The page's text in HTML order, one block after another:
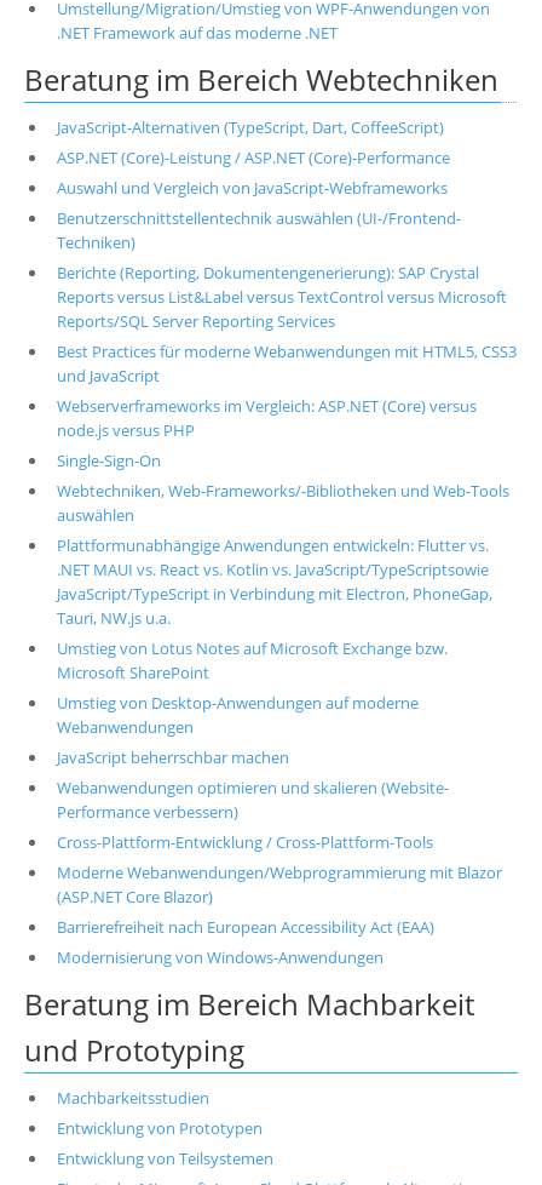
Umstellung/Migration/Umstieg von WPF-Anwendungen von
.NET Framework auf das moderne .NET
Beratung im Bereich Webtechniken
JavaScript-Alternativen (TypeScript, Dart, CoffeeScript)
ASP.NET (Core)-Leistung / ASP.NET (Core)-Performance
Auswahl und Vergleich von JavaScript-Webframeworks
Benutzerschnittstellentechnik auswählen (UI-/Frontend-
Techniken)
Berichte (Reporting, Dokumentengenerierung): SAP Crystal
Reports versus List&Label versus TextControl versus Microsoft
Reports/SQL Server Reporting Services
Best Practices für moderne Webanwendungen mit HTML5, CSS3
und JavaScript
Webserverframeworks im Vergleich: ASP.NET (Core) versus
node.js versus PHP
Single-Sign-On
Webtechniken, Web-Frameworks/-Bibliotheken und Web-Tools
auswählen
Plattformunabhängige Anwendungen entwickeln: Flutter vs.
.NET MAUI vs. React vs. Kotlin vs. JavaScript/TypeScriptsowie
JavaScript/TypeScript in Verbindung mit Electron, PhoneGap,
Tauri, NW.js u.a.
Umstieg von Lotus Notes auf Microsoft Exchange bzw.
Microsoft SharePoint
Umstieg von Desktop-Anwendungen auf moderne
Webanwendungen
JavaScript beherrschbar machen
Webanwendungen optimieren und skalieren (Website-
Performance verbessern)
Cross-Plattform-Entwicklung / Cross-Plattform-Tools
Moderne Webanwendungen/Webprogrammierung mit Blazor
(ASP.NET Core Blazor)
Barrierefreiheit nach European Accessibility Act (EAA)
Modernisierung von Windows-Anwendungen
Beratung im Bereich Machbarkeit
und Prototyping
Machbarkeitsstudien
Entwicklung von Prototypen
Entwicklung von Teilsystemen